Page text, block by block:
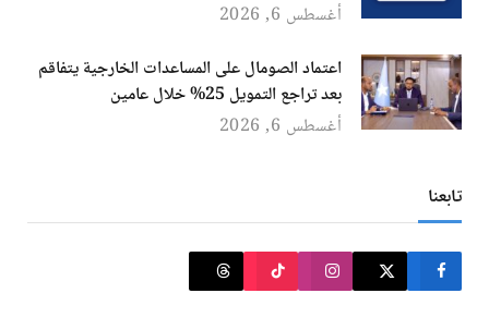
أغسطس 6, 2026
اعتماد الصومال على المساعدات الخارجية يتفاقم
بعد تراجع التمويل 25% خلال عامين
أغسطس 6, 2026
تابعنا